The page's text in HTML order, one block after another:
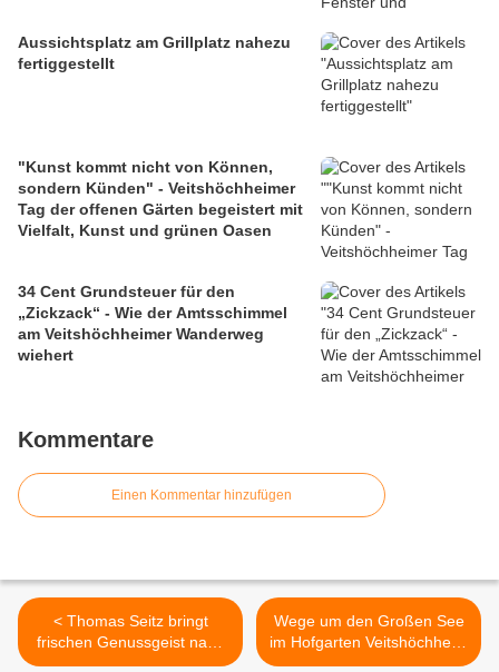
Aussichtsplatz am Grillplatz nahezu
fertiggestellt
"Kunst kommt nicht von Können,
sondern Künden" - Veitshöchheimer
Tag der offenen Gärten begeistert mit
Vielfalt, Kunst und grünen Oasen
34 Cent Grundsteuer für den
„Zickzack“ - Wie der Amtsschimmel
am Veitshöchheimer Wanderweg
wiehert
Kommentare
Einen Kommentar hinzufügen
< Thomas Seitz bringt
frischen Genussgeist nach
Veitshöchheim
Wege um den Großen See
im Hofgarten Veitshöchheim
sollen nach Pfingsten